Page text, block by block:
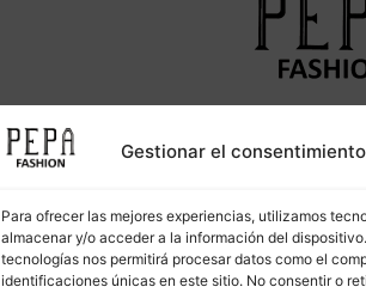
Gestionar el
Para ofrecer las mejores experiencias, utilizamos
almacenar y/o acceder a la información del
tecnologías nos permitirá procesar datos como el
identificaciones únicas en este sitio. No consentir o